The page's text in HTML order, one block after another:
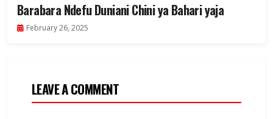
Barabara Ndefu Duniani Chini ya Bahari yaja
February 26, 2025
LEAVE A COMMENT